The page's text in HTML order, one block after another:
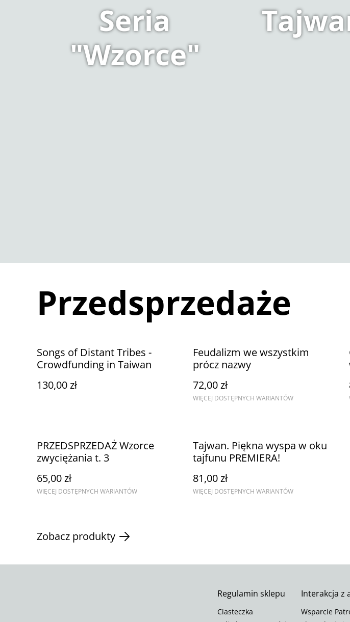
Seria
"Wzorce"
Przedsprzedaże
Songs of Distant Tribes -
Crowdfunding in Taiwan
130,00 zł
Feudalizm we wszystkim
prócz nazwy
72,00 zł
WIĘCEJ DOSTĘPNYCH WARIANTÓW
PRZEDSPRZEDAŻ Wzorce
zwyciężania t. 3
65,00 zł
WIĘCEJ DOSTĘPNYCH WARIANTÓW
Tajwan. Piękna wyspa w oku
tajfunu PREMIERA!
81,00 zł
WIĘCEJ DOSTĘPNYCH WARIANTÓW
Zobacz produkty
Regulamin sklepu
Ciasteczka
Interakcja z
Wsparcie